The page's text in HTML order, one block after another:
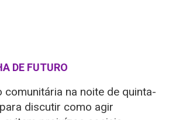
DE FUTURO
na noite de quinta-
discutir como agir